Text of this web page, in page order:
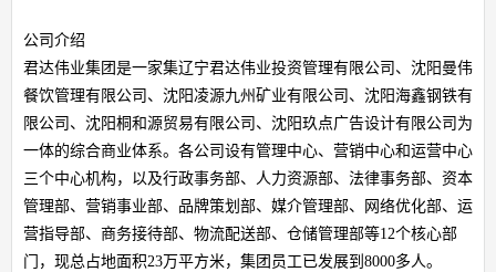
公司介绍
君达伟业集团是一家集辽宁君达伟业投资管理有限公司、沈阳曼伟
餐饮管理有限公司、沈阳凌源九州矿业有限公司、沈阳海鑫钢铁有
限公司、沈阳桐和源贸易有限公司、沈阳玖点广告设计有限公司为
一体的综合商业体系。各公司设有管理中心、营销中心和运营中心
三个中心机构，以及行政事务部、人力资源部、法律事务部、资本
管理部、营销事业部、品牌策划部、媒介管理部、网络优化部、运
营指导部、商务接待部、物流配送部、仓储管理部等12个核心部
门，现总占地面积23万平方米，集团员工已发展到8000多人。